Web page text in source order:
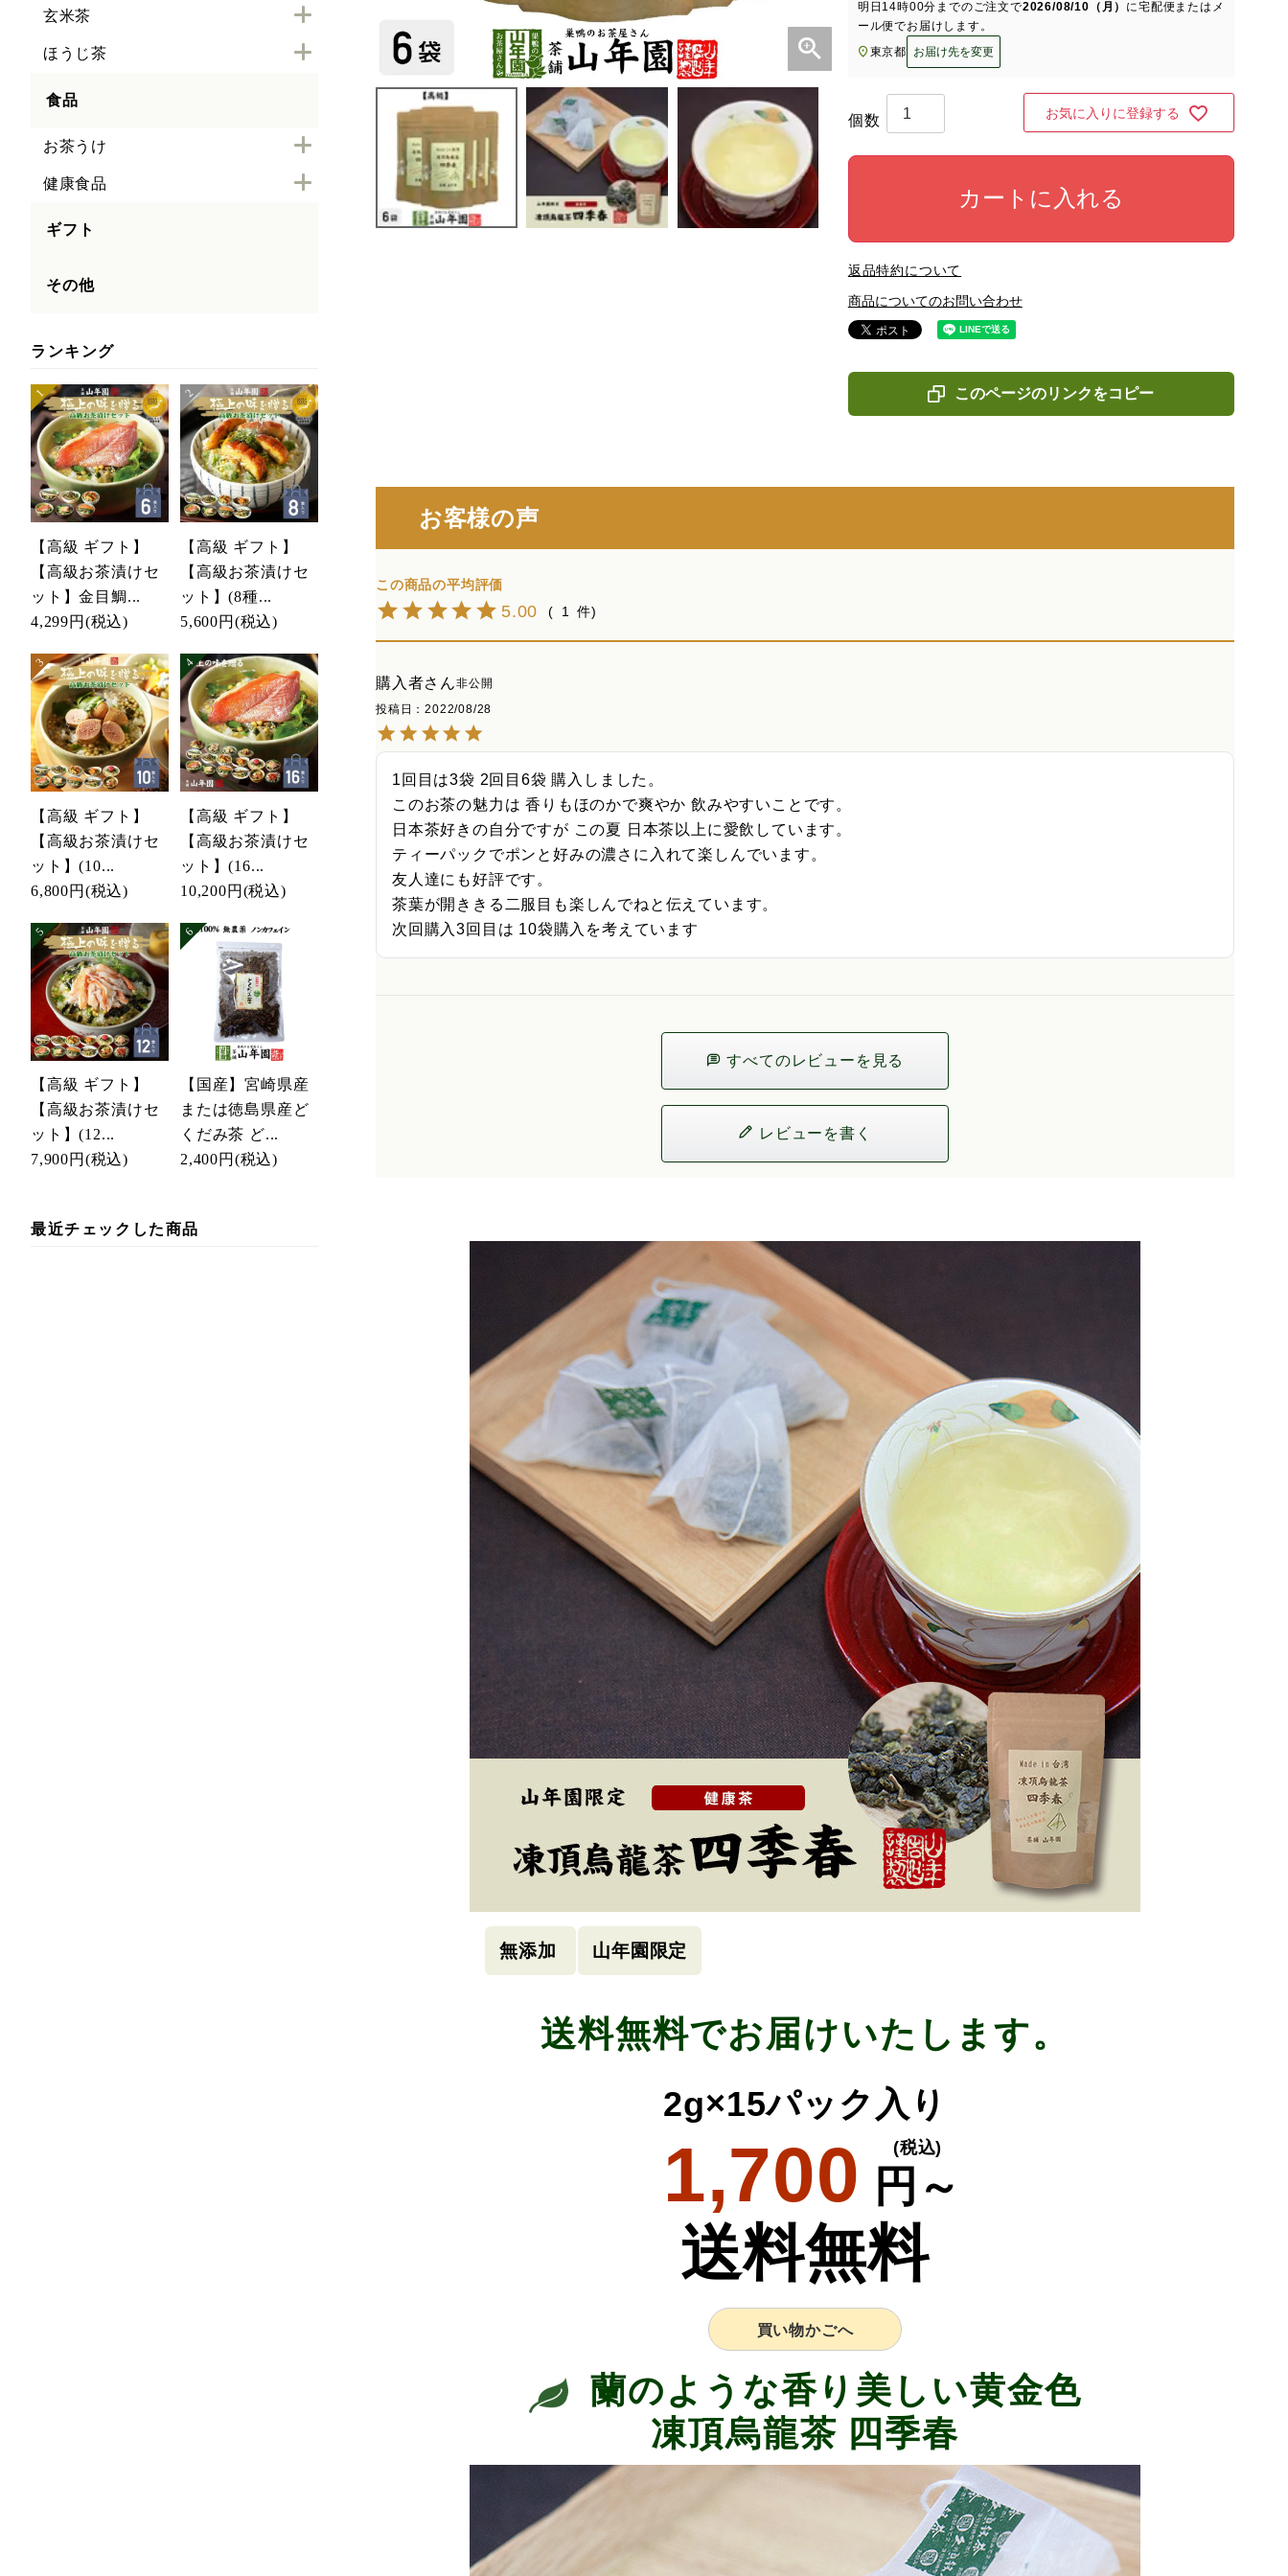
玄米茶
ほうじ茶
食品
お茶うけ
健康食品
ギフト
その他
ランキング
【高級 ギフト】
【高級お茶漬けセ
ット】金目鯛...
4,299円 (税込)
【高級 ギフト】
【高級お茶漬けセ
ット】(8種...
5,600円 (税込)
【高級 ギフト】
【高級お茶漬けセ
ット】(10...
6,800円 (税込)
【高級 ギフト】
【高級お茶漬けセ
ット】(16...
10,200円 (税込)
【高級 ギフト】
【高級お茶漬けセ
ット】(12...
7,900円 (税込)
【国産】宮崎県産
または徳島県産ど
くだみ茶 ど...
2,400円 (税込)
最近チェックした商品
明日 14時00分 までのご注文で2026/08/10（月） に宅配便またはメ
ール便でお届けします。
東京都
お届け先を変更
お気に入りに登録する
カートに入れる
返品特約について
商品についてのお問い合わせ
このページのリンクをコピー
お客様の声
5.00 1
購入者
非公開
投稿日
2022/08/28
1回目は3袋 2回目6袋 購入しました。
このお茶の魅力は 香りもほのかで爽やか 飲みやすいことです。
日本茶好きの自分ですが この夏 日本茶以上に愛飲しています。
ティーパックでポンと好みの濃さに入れて楽しんでいます。
友人達にも好評です。
茶葉が開ききる二服目も楽しんでねと伝えています。
次回購入3回目は 10袋購入を考えています
すべてのレビューを見る
レビューを書く
無添加 山年園限定
送料無料でお届けいたします。
2g×15パック入り
1,700 円～
(税込)
送料無料
買い物かごへ
蘭のような香り美しい黄金色
凍頂烏龍茶 四季春